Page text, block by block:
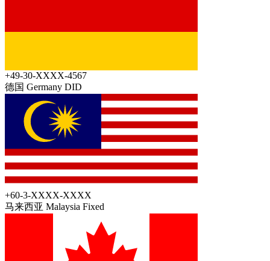
+49-30-XXXX-4567
德国 Germany DID
+60-3-XXXX-XXXX
马来西亚 Malaysia Fixed